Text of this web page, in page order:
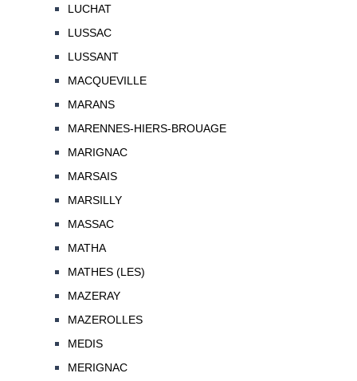
LUCHAT
LUSSAC
LUSSANT
MACQUEVILLE
MARANS
MARENNES-HIERS-BROUAGE
MARIGNAC
MARSAIS
MARSILLY
MASSAC
MATHA
MATHES (LES)
MAZERAY
MAZEROLLES
MEDIS
MERIGNAC